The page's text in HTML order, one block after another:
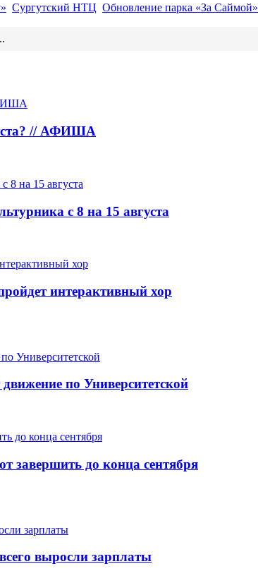
Сургутский НТЦ Обновление парка «За Саймой»
// АФИША
с 8 на 15 августа
интерактивный хор
по Университетской
завершить до конца сентября
выросли зарплаты